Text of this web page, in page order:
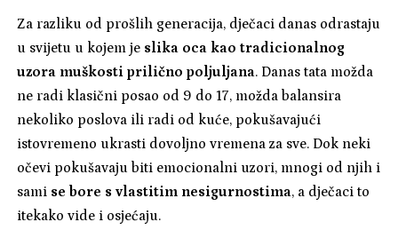
Za razliku od prošlih generacija, dječaci danas odrastaju
u svijetu u kojem je slika oca kao tradicionalnog
uzora muškosti prilično poljuljana. Danas tata možda
ne radi klasični posao od 9 do 17, možda balansira
nekoliko poslova ili radi od kuće, pokušavajući
istovremeno ukrasti dovoljno vremena za sve. Dok neki
očevi pokušavaju biti emocionalni uzori, mnogi od njih i
sami se bore s vlastitim nesigurnostima, a dječaci to
itekako vide i osjećaju.